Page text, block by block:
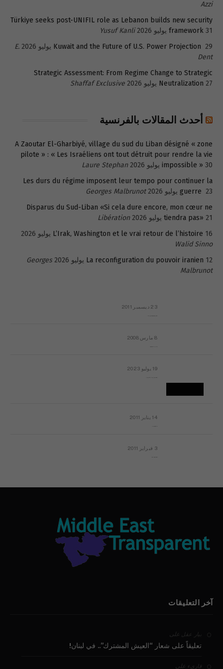
Azzi
Türkiye seeks post-UNIFIL role as Lebanon builds new security
framework 31 يوليو 2026
Yusuf Kanli
Kuwait and the Future of U.S. Power Projection 29 يوليو 2026
E.
Dent
Strategic Assessment: From Regime Change to Strategic
Neutralization 27 يوليو 2026 Shaffaf Exclusive
أحدث المقالات بالفرنسية
A Zaoutar El-Gharbiyé, village du sud du Liban désigné « zone
pilote » : « Les Israéliens ont tout détruit pour rendre la vie
impossible » 30 يوليو 2026
Laure Stephan
Les durs du régime imposent leur tempo pour continuer la
guerre 23 يوليو 2026
Georges Malbrunot
Disparus du Sud-Liban «Si cela dure encore, mon cœur ne
tiendra pas» 21 يوليو 2026
Libération
L’Irak, Washington et le vrai retour de l’histoire 16 يوليو 2026
Walid Sinno
La reconfiguration du pouvoir iranien 12 يوليو 2026
Georges
Malbrunot
23 ديسمبر 2011
8 مارس 2008
19 يوليو 2023
14 يناير 2011
3 فبراير 2011
آخر التعليقات
بيار عقل على
تعليقاً على شعار “العيش المشترك”.. في لبنان!
قارىء على